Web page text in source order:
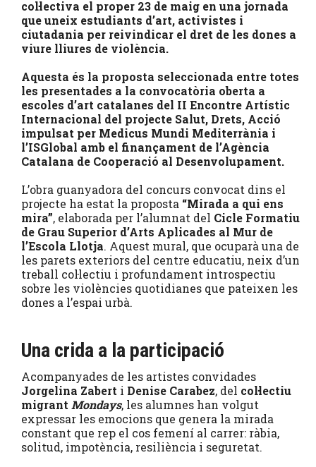
col·lectiva el proper 23 de maig en una jornada
que uneix estudiants d’art, activistes i
ciutadania per reivindicar el dret de les dones a
viure lliures de violència.
Aquesta és la proposta seleccionada entre totes
les presentades a la convocatòria oberta a
escoles d’art catalanes del II Encontre Artístic
Internacional del projecte Salut, Drets, Acció
impulsat per Medicus Mundi Mediterrània i
l’ISGlobal amb el finançament de l’Agència
Catalana de Cooperació al Desenvolupament.
L’obra guanyadora del concurs convocat dins el
projecte ha estat la proposta “Mirada a qui ens
mira”, elaborada per l’alumnat del Cicle Formatiu
de Grau Superior d’Arts Aplicades al Mur de
l’Escola Llotja. Aquest mural, que ocuparà una de
les parets exteriors del centre educatiu, neix d’un
treball col·lectiu i profundament introspectiu
sobre les violències quotidianes que pateixen les
dones a l’espai urbà.
Una crida a la participació
Acompanyades de les artistes convidades
Jorgelina Zabert i Denise Carabez, del col·lectiu
migrant Mondays, les alumnes han volgut
expressar les emocions que genera la mirada
constant que rep el cos femení al carrer: ràbia,
solitud, impotència, resiliència i seguretat.